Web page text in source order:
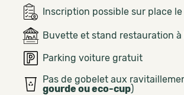
Inscription possible sur place
Buvette et stand restauration à
Parking voiture gratuit
Pas de gobelet aux
gourde ou eco-cup)